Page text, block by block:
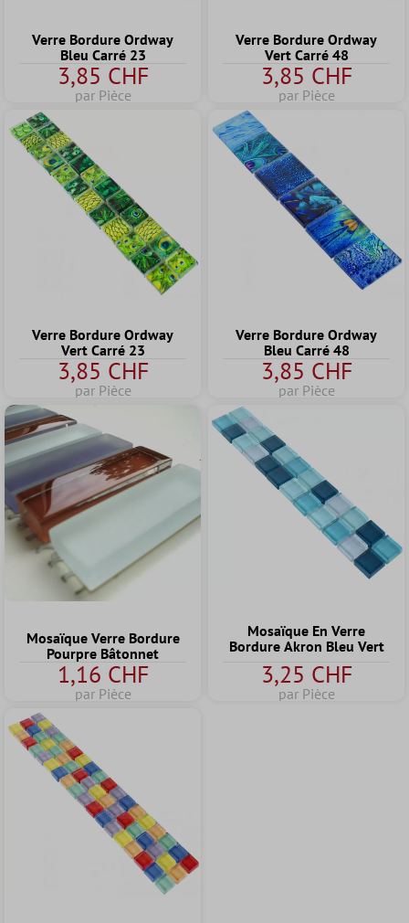
Verre Bordure Ordway
Bleu Carré 23
3,85 CHF
par Pièce
Verre Bordure Ordway
Vert Carré 48
3,85 CHF
par Pièce
Verre Bordure Ordway
Vert Carré 23
3,85 CHF
par Pièce
Verre Bordure Ordway
Bleu Carré 48
3,85 CHF
par Pièce
Mosaïque Verre Bordure
Pourpre Bâtonnet
1,16 CHF
par Pièce
Mosaïque En Verre
Bordure Akron Bleu Vert
3,25 CHF
par Pièce